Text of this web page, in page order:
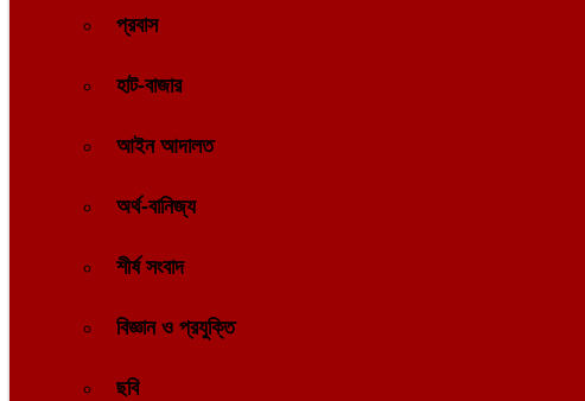
প্রবাস
হাট-বাজার
আইন আদালত
অর্থ-বানিজ্য
শীর্ষ সংবাদ
বিজ্ঞান ও প্রযুক্তি
ছবি